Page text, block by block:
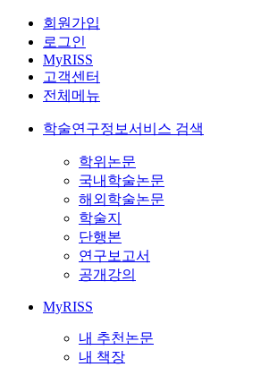
회원가입
로그인
MyRISS
고객센터
전체메뉴
학술연구정보서비스 검색
학위논문
국내학술논문
해외학술논문
학술지
단행본
연구보고서
공개강의
MyRISS
내 추천논문
내 책장